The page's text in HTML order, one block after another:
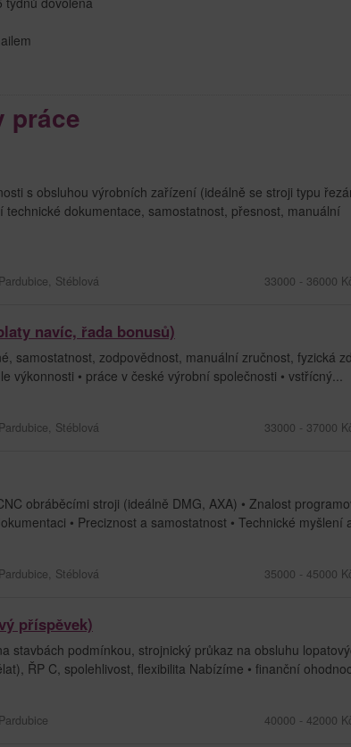
práce
s obsluhou výrobních zařízení (ideálně se stroji typu
dokumentace, samostatnost, přesnost, manuální
Pardubice, Stéblová 33000 - 36000
navíc, řada bonusů)
samostatnost, zodpovědnost, manuální zručnost, fyzická
• práce v české výrobní společnosti • vstřícný...
Pardubice, Stéblová 33000 - 37000
obráběcími stroji (ideálně DMG, AXA) • Znalost
• Preciznost a samostatnost • Technické myšlení
Pardubice, Stéblová 35000 - 45000
příspěvek)
stavbách podmínkou, strojnický průkaz na obsluhu
ŘP C, spolehlivost, flexibilita Nabízíme • finanční
Pardubice 40000 - 42000